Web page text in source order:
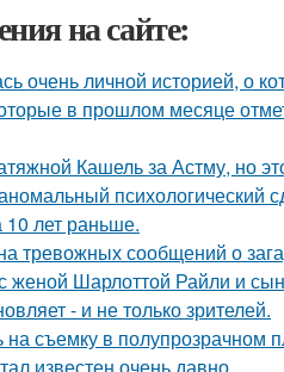
на сайте:
очень личной историей, о
в прошлом месяце
Кашель за Астму, но
психологический
10 лет раньше.
тревожных сообщений о
женой Шарлоттой Райли и
- и не только зрителей.
съемку в полупрозрачном